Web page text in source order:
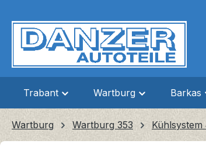
Trabant Wartburg Barkas
Wartburg Wartburg 353 Kühlsystem